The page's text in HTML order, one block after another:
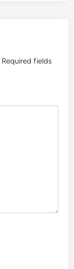
Required fields